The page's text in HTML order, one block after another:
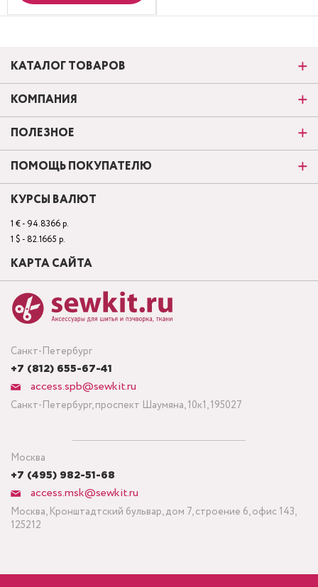
Санкт-Петербург
+7 (812) 655-67-41
access.spb@sewkit.ru
Санкт-Петербург, проспект Шаумяна, 10к1, 195027
Москва
+7 (495) 982-51-68
access.msk@sewkit.ru
Москва, Кронштадтский бульвар, дом 7, строение 6, офис 143,
125212
КАТАЛОГ ТОВАРОВ
КОМПАНИЯ
ПОЛЕЗНОЕ
ПОМОЩЬ ПОКУПАТЕЛЮ
КУРСЫ ВАЛЮТ
1 € - 94.8366 р.
1 $ - 82.1665 р.
КАРТА САЙТА